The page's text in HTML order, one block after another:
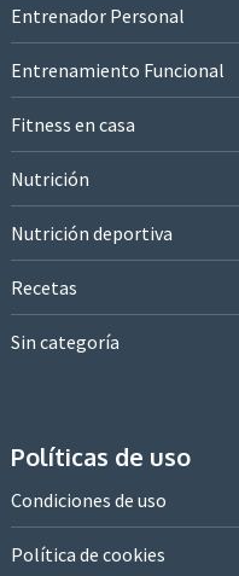
Entrenador Personal
Entrenamiento Funcional
Fitness en casa
Nutrición
Nutrición deportiva
Recetas
Sin categoría
Políticas de uso
Condiciones de uso
Política de cookies